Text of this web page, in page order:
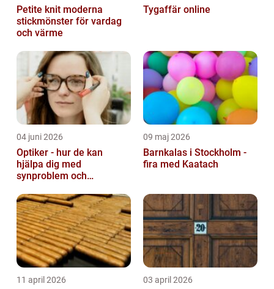
Petite knit moderna
stickmönster för vardag
och värme
Tygaffär online
04 juni 2026
Optiker - hur de kan
hjälpa dig med
synproblem och
09 maj 2026
Barnkalas i Stockholm -
fira med Kaatach
11 april 2026 03 april 2026